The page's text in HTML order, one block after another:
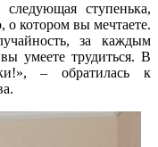
ступенька,
о котором вы мечтаете.
за каждым
умеете трудиться. В
– обратилась к